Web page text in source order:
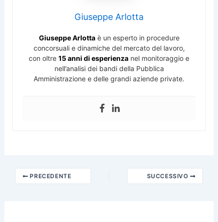
Giuseppe Arlotta
Giuseppe Arlottaè un esperto in procedure
concorsuali e dinamiche del mercato del lavoro,
con oltre 15 anni di esperienza nel monitoraggio e
nell’analisi dei bandi della Pubblica
Amministrazione e delle grandi aziende private.
PRECEDENTE SUCCESSIVO